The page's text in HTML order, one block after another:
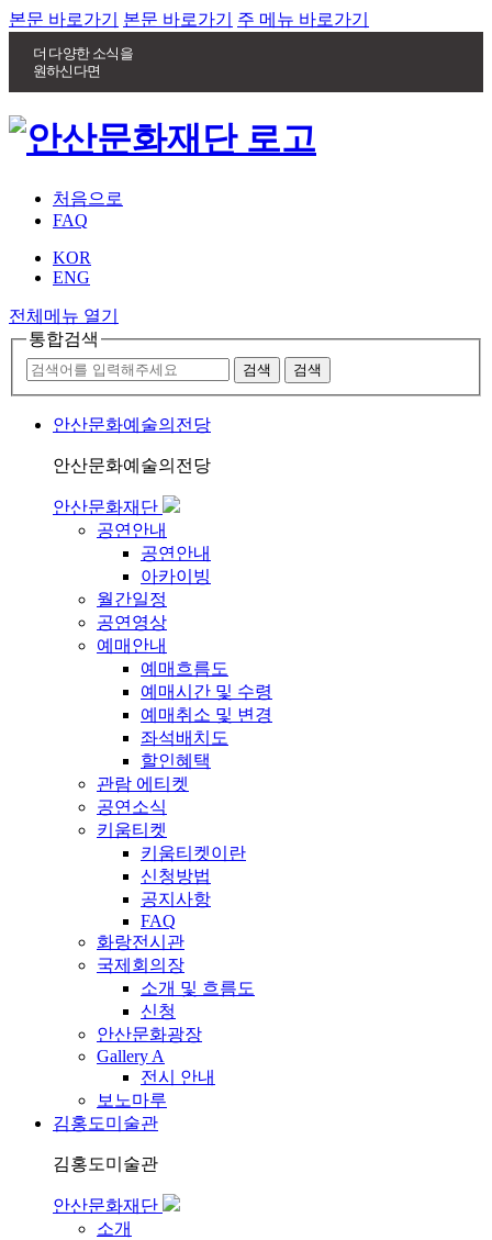
본문 바로가기 본문 바로가기 주 메뉴 바로가기
더 다양한 소식을
원하신다면
처음으로
FAQ
KOR
ENG
전체메뉴 열기
통합검색
안산문화예술의전당
안산문화예술의전당
안산문화재단
공연안내
공연안내
아카이빙
월간일정
공연영상
예매안내
예매흐름도
예매시간 및 수령
예매취소 및 변경
좌석배치도
할인혜택
관람 에티켓
공연소식
키움티켓
키움티켓이란
신청방법
공지사항
FAQ
화랑전시관
국제회의장
소개 및 흐름도
신청
안산문화광장
Gallery A
전시 안내
보노마루
김홍도미술관
김홍도미술관
안산문화재단
소개